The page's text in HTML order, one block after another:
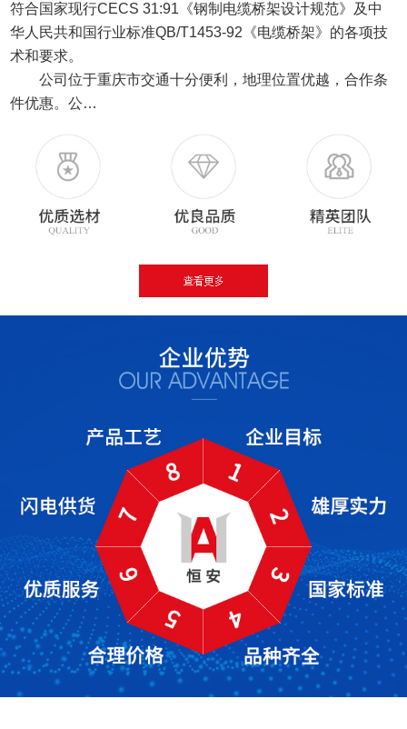
符合国家现行CECS 31:91《钢制电缆桥架设计规范》及中
华人民共和国行业标准QB/T1453-92《电缆桥架》的各项技
术和要求。
公司位于重庆市交通十分便利，地理位置优越，合作条
件优惠。公…